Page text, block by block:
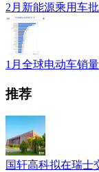
2月新能源乘用车
1月全球电动车销
推荐
国轩高科拟在瑞士